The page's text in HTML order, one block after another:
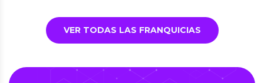
VER TODAS LAS FRANQUICIAS